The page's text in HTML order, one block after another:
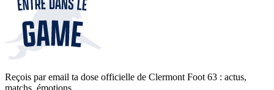
Reçois par email ta dose officielle de Clermont Foot 63 : actus,
matchs, émotions...